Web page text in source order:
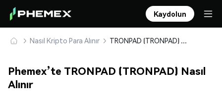
Kaydolun
Nasıl Kripto Para Alınır TRONPAD (TRONPAD) Güvenle Satın Alın ve Saklayın
Phemex’te TRONPAD (TRONPAD) Nasıl
Alınır